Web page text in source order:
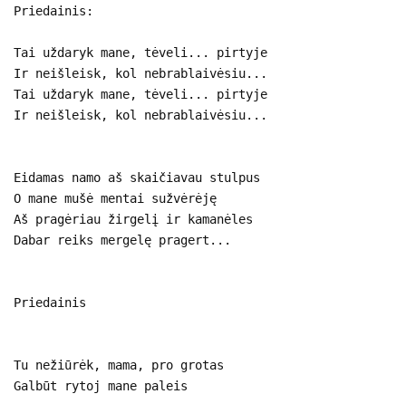
Priedainis:
Tai uždaryk mane, tėveli... pirtyje
Ir neišleisk, kol nebrablaivėsiu...
Tai uždaryk mane, tėveli... pirtyje
Ir neišleisk, kol nebrablaivėsiu...
Eidamas namo aš skaičiavau stulpus
O mane mušė mentai sužvėrėję
Aš pragėriau žirgelį ir kamanėles
Dabar reiks mergelę pragert...
Priedainis
Tu nežiūrėk, mama, pro grotas
Galbūt rytoj mane paleis